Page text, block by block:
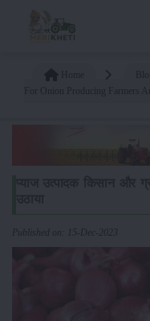
Published on: 15-Dec-2023